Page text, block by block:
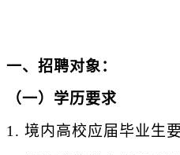
一、招聘对象：
（一）学历要求
1. 境内高校应届毕业生